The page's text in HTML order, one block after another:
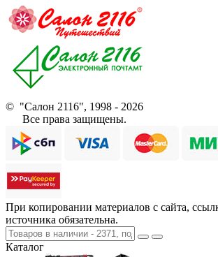
© "Салон 2116", 1998 - 2026
Все права защищены.
При копировании материалов с сайта,
источника обязательна.
Каталог